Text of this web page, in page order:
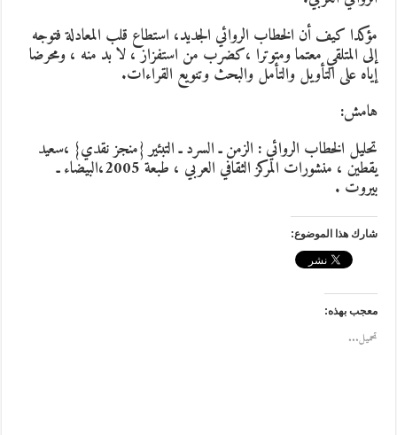
مؤكدا كيف أن الخطاب الروائي الجديد، استطاع قلب المعادلة فتوجه
إلى المتلقي معتما ومتوترا ،كضرب من استفزاز ، لا بد منه ، ومحرضا
إياه على التأويل والتأمل والبحث وتنويع القراءات.
هامش:
تحليل الخطاب الروائي : الزمن ـ السرد ـ التبئير {منجز نقدي} ،سعيد
يقطين ، منشورات المركز الثقافي العربي ، طبعة 2005،البيضاء ـ
بيروت .
شارك هذا الموضوع:
معجب بهذه:
تحميل...